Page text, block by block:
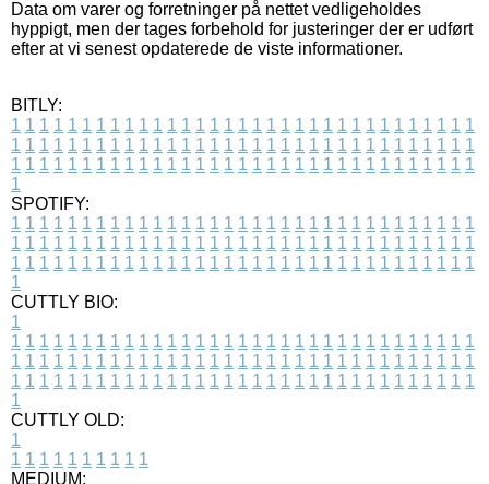
Data om varer og forretninger på nettet vedligeholdes
hyppigt, men der tages forbehold for justeringer der er udført
efter at vi senest opdaterede de viste informationer.
BITLY:
1 1 1 1 1 1 1 1 1 1 1 1 1 1 1 1 1 1 1 1 1 1 1 1 1 1 1 1 1 1 1 1 1
1 1 1 1 1 1 1 1 1 1 1 1 1 1 1 1 1 1 1 1 1 1 1 1 1 1 1 1 1 1 1 1 1
1 1 1 1 1 1 1 1 1 1 1 1 1 1 1 1 1 1 1 1 1 1 1 1 1 1 1 1 1 1 1 1 1
1
SPOTIFY:
1 1 1 1 1 1 1 1 1 1 1 1 1 1 1 1 1 1 1 1 1 1 1 1 1 1 1 1 1 1 1 1 1
1 1 1 1 1 1 1 1 1 1 1 1 1 1 1 1 1 1 1 1 1 1 1 1 1 1 1 1 1 1 1 1 1
1 1 1 1 1 1 1 1 1 1 1 1 1 1 1 1 1 1 1 1 1 1 1 1 1 1 1 1 1 1 1 1 1
1
CUTTLY BIO:
1
1 1 1 1 1 1 1 1 1 1 1 1 1 1 1 1 1 1 1 1 1 1 1 1 1 1 1 1 1 1 1 1 1
1 1 1 1 1 1 1 1 1 1 1 1 1 1 1 1 1 1 1 1 1 1 1 1 1 1 1 1 1 1 1 1 1
1 1 1 1 1 1 1 1 1 1 1 1 1 1 1 1 1 1 1 1 1 1 1 1 1 1 1 1 1 1 1 1 1
1
CUTTLY OLD:
1
1 1 1 1 1 1 1 1 1 1
MEDIUM: